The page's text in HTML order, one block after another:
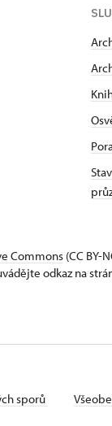
Commons (CC BY-
odkaz na
sporů